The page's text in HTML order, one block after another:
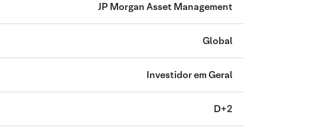
JP Morgan Asset Management
Global
Investidor em Geral
D+2